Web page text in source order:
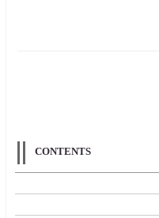
CONTENTS